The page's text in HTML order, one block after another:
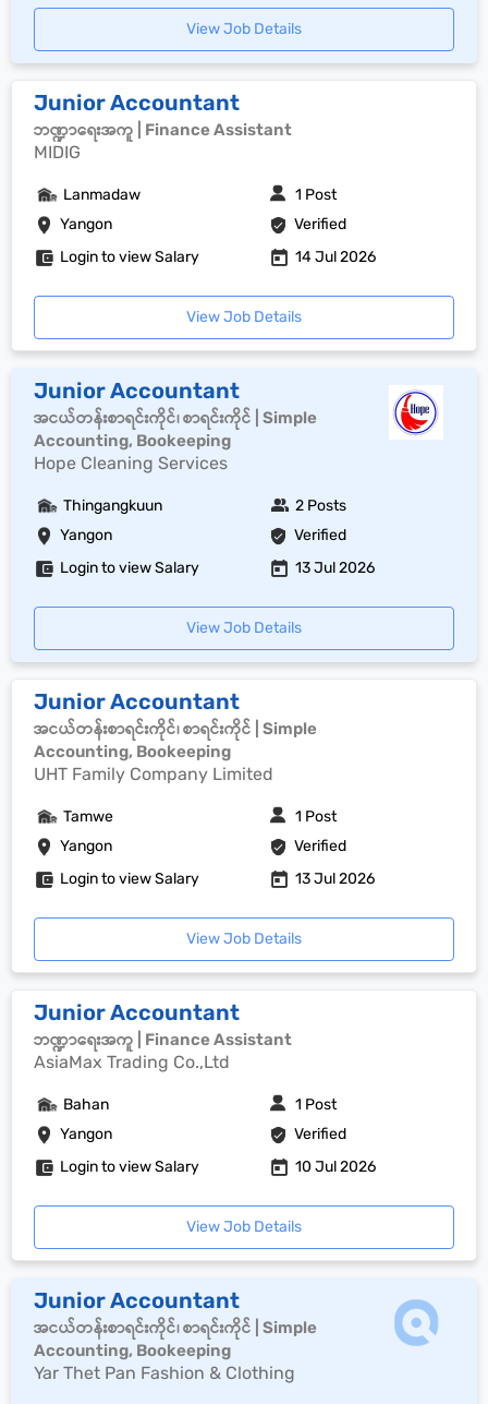
View Job Details
Junior Accountant
ဘဏ္ဍာရေးအကူ | Finance Assistant
MIDIG
Yangon Verified
Lanmadaw 1 Post
Login to view Salary 14 Jul 2026
View Job Details
Junior Accountant
အငယ်တန်းစာရင်းကိုင်၊ စာရင်းကိုင် | Simple
Accounting, Bookeeping
Hope Cleaning Services
Yangon Verified
Thingangkuun 2 Posts
Login to view Salary 13 Jul 2026
View Job Details
Junior Accountant
အငယ်တန်းစာရင်းကိုင်၊ စာရင်းကိုင် | Simple
Accounting, Bookeeping
UHT Family Company Limited
Yangon Verified
Tamwe 1 Post
Login to view Salary 13 Jul 2026
View Job Details
Junior Accountant
ဘဏ္ဍာရေးအကူ | Finance Assistant
AsiaMax Trading Co.,Ltd
Yangon Verified
Bahan 1 Post
Login to view Salary 10 Jul 2026
View Job Details
Junior Accountant
အငယ်တန်းစာရင်းကိုင်၊ စာရင်းကိုင် | Simple
Accounting, Bookeeping
Yar Thet Pan Fashion & Clothing